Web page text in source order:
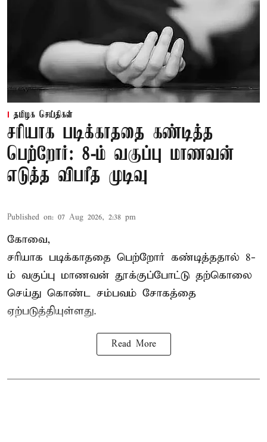
தமிழக செய்திகள்
சரியாக படிக்காததை கண்டித்த
பெற்றோர்: 8-ம் வகுப்பு மாணவன்
எடுத்த விபரீத முடிவு
Published on: 07 Aug 2026, 2:38 pm
கோவை,
சரியாக படிக்காததை பெற்றோர் கண்டித்ததால் 8-
ம் வகுப்பு மாணவன் தூக்குப்போட்டு தற்கொலை
செய்து கொண்ட சம்பவம் சோகத்தை
ஏற்படுத்தியுள்ளது.
Read More